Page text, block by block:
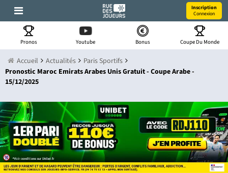
Inscription
Connexion
Pronos Youtube Bonus Coupe Du Monde
Accueil Actualités
Paris Sportifs
Pronostic Maroc Emirats Arabes Unis Gratuit - Coupe Arabe -
15/12/2025